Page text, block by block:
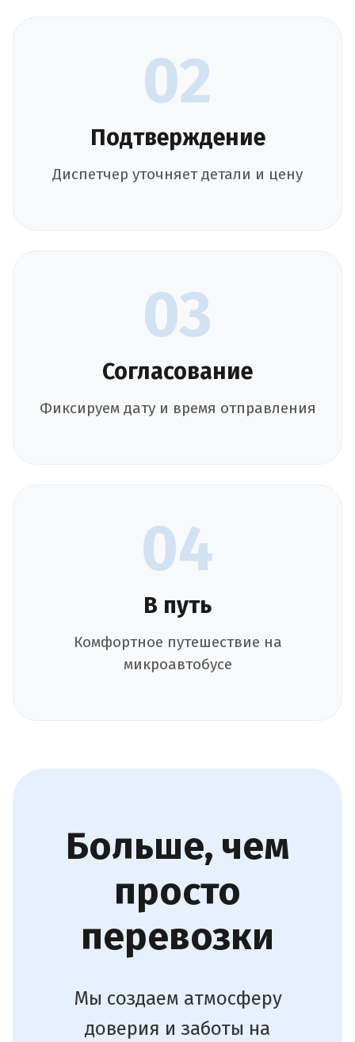
02
Подтверждение
Диспетчер уточняет детали и цену
03
Согласование
Фиксируем дату и время отправления
04
В путь
Комфортное путешествие на
микроавтобусе
Больше, чем
просто
перевозки
Мы создаем атмосферу
доверия и заботы на